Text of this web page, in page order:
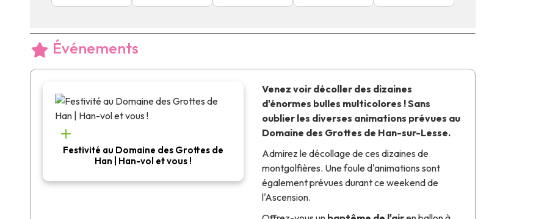
Événements
Festivité au Domaine des Grottes de
Han | Han-vol et vous !
Venez voir décoller des dizaines
d'énormes bulles multicolores ! Sans
oublier les diverses animations prévues au
Domaine des Grottes de Han-sur-Lesse.
Admirez le décollage de ces dizaines de
montgolfières. Une foule d'animations sont
également prévues durant ce weekend de
l'Ascension.